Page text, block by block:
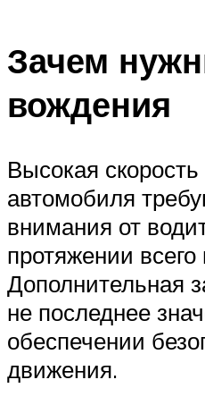
Зачем
вождения
Высокая
автомобиля
внимания от
протяжении всего
Дополнительная
не последнее
обеспечении
движения.